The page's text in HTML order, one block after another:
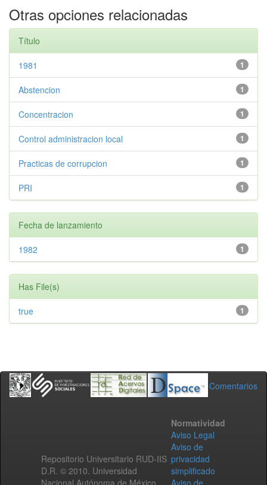
Otras opciones relacionadas
Título
1
1981
1
Abstencion
1
Concentracion
1
Control administracion local
1
Practicas de corrupcion
1
PRI
Fecha de lanzamiento
1
1982
Has File(s)
1
true
Comentarios
Repositorio Universitario RUD-IIS
D.R. © 2010. Universidad
Nacional Autónoma de México.
Normatividad
Aviso Legal
Aviso de
privacidad
simplificado
Aviso de